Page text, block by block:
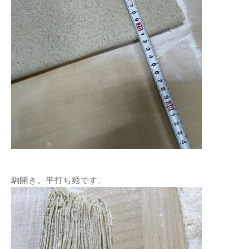
駒開き。平打ち麺です。